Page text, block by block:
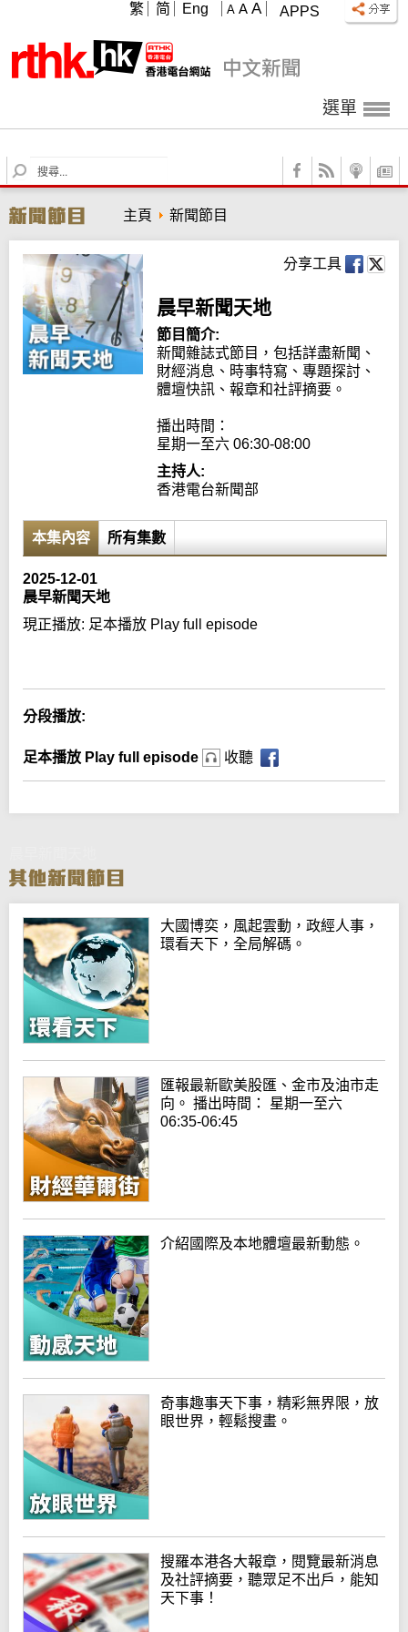
APPS
A A A
繁 简 Eng
選單
S
e
r
c
h
主頁 新聞節目
分享工具
晨早新聞天地
節目簡介:
新聞雜誌式節目，包括詳盡新聞、
財經消息、時事特寫、專題探討、
體壇快訊、報章和社評摘要。
播出時間：
星期一至六 06:30-08:00
主持人:
香港電台新聞部
本集內容 所有集數
2025-12-01
晨早新聞天地
現正播放: 足本播放 Play full episode
分段播放:
足本播放 Play full episode 收聽
大國博奕，風起雲動，政經人事，
環看天下，全局解碼。
匯報最新歐美股匯、金市及油市走
向。 播出時間： 星期一至六
06:35-06:45
介紹國際及本地體壇最新動態。
奇事趣事天下事，精彩無界限，放
眼世界，輕鬆搜畫。
搜羅本港各大報章，閱覽最新消息
及社評摘要，聽眾足不出戶，能知
天下事！